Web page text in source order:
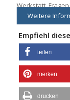
Werkstatt,
Weitere
Empfiehl
teilen
merken
drucken